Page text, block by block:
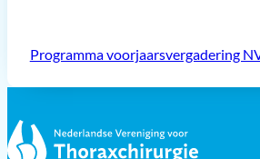
Programma voorjaarsvergadering